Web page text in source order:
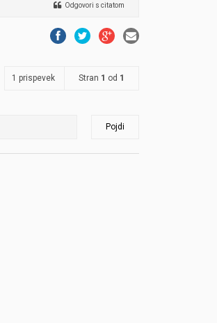
Odgovori s citatom
1 prispevek Stran 1 od 1
Pojdi